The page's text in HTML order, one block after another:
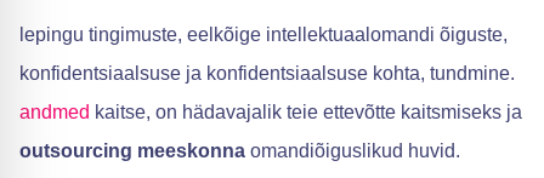
lepingu tingimuste, eelkõige intellektuaalomandi õiguste,
konfidentsiaalsuse ja konfidentsiaalsuse kohta, tundmine.
andmed kaitse, on hädavajalik teie ettevõtte kaitsmiseks ja
outsourcing meeskonna omandiõiguslikud huvid.